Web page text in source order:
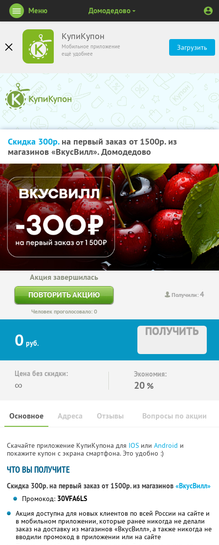
КупиКупон
Мобильное приложение
ещё удобнее
Загрузить
Меню Домодедово
Скидка 300р.на первый заказ от 1500р. из
магазинов «ВкусВилл». Домодедово
Получили:4
Акция завершилась
ПОВТОРИТЬ АКЦИЮ
Человек проголосовало: 0
0 руб.
ПОЛУЧИТЬ
Цена без скидки:
∞
Экономия:
20 %
Основное Отзывы Вопросы по акции
Адреса
Скачайте приложение КупиКупона для IOS или Android и
покажите купон с экрана смартфона. Это удобно :)
ЧТО ВЫ ПОЛУЧИТЕ
Скидка 300р. на первый заказ от 1500р. из магазинов «ВкусВилл»
Промокод: 30VFA6LS
Акция доступна для новых клиентов по всей России на сайте и
в мобильном приложении, которые ранее никогда не делали
заказ на доставку из магазинов «ВкусВилл», а также никогда не
вводили промокод в приложении или на сайте